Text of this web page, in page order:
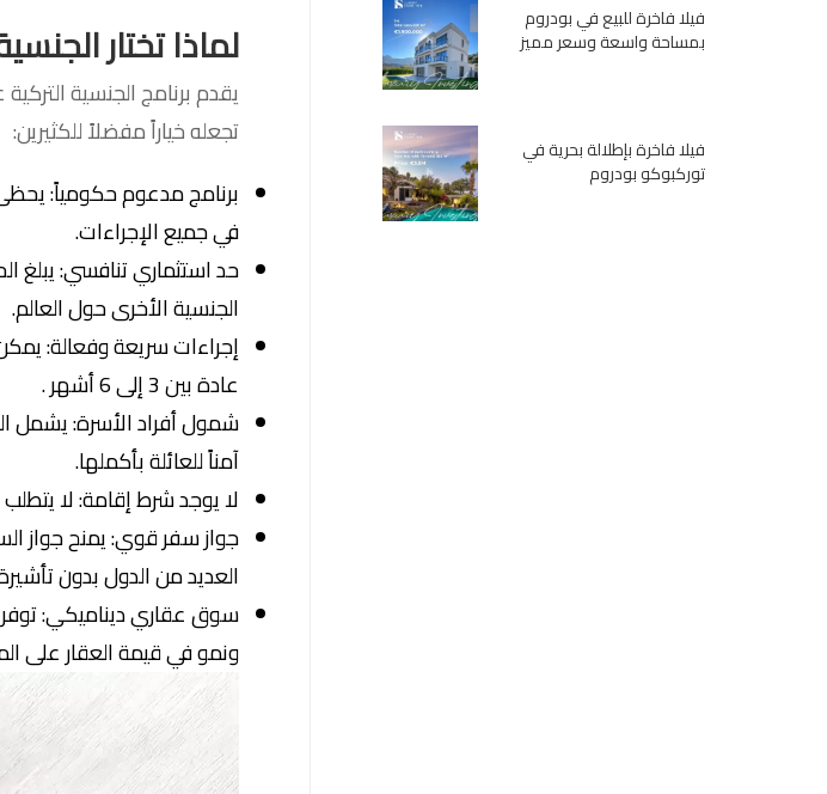
لماذا تختار
تجعله خياراً مفضلاً للكثيرين:
برنامج مدعوم حكومياً:
في جميع الإجراءات.
الجنسية الأخرى حول العالم.
إجراءات سريعة وفعالة:
عادة بين 3 إلى 6 أشهر .
آمناً للعائلة بأكملها.
لا يوجد شرط إقامة: لا
العديد من الدول بدون
سوق عقاري ديناميكي: توفر
ونمو في قيمة العقار على
فيلا فاخرة للبيع في بودروم
بمساحة واسعة وسعر مميز
فيلا فاخرة بإطلالة بحرية في
توركبوكو بودروم